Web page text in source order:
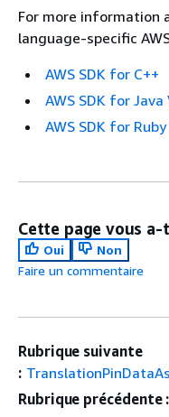
For more information
language-specific
AWS SDK for C++
AWS SDK for Java
AWS SDK for Ruby
Cette page vous
Oui
Non
Faire un commentaire
Rubrique suivante
:
Rubrique précédente :